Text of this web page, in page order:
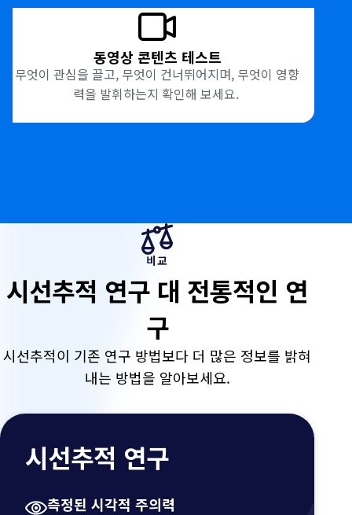
동영상 콘텐츠 테스트
무엇이 관심을 끌고, 무엇이 건너뛰어지며, 무엇이 영향
력을 발휘하는지 확인해 보세요.
교
비교
시선추적 연구 대 전통적인 연
구
시선추적이 기존 연구 방법보다 더 많은 정보를 밝혀
내는 방법을 알아보세요.
시선추적 연구
측정된 시각적 주의력